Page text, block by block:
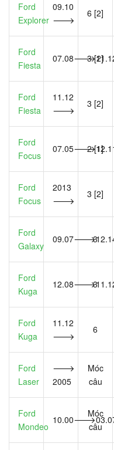
Ford
Explorer
09.10
🡒
6 [2]
Ford
Fiesta
3 [2]
Ford
Fiesta
11.12
🡒
3 [2]
Ford
Focus
2 [1]
Ford
Focus
2013
🡒
3 [2]
Ford
Galaxy
3
Ford
Kuga
3
Ford
Kuga
11.12
🡒
6
Ford
Laser
🡒
2005
Móc
câu
Ford
Mondeo
Móc
câu